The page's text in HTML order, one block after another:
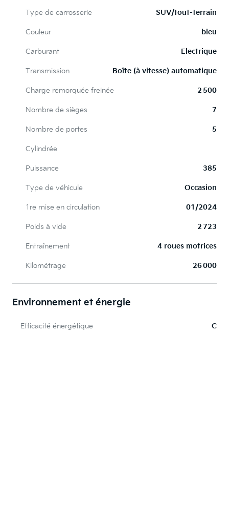
Type de carrosserie SUV/tout-terrain
Couleur bleu
Carburant Electrique
Transmission Boîte (à vitesse) automatique
Charge remorquée freinée 2 500
Nombre de sièges 7
Nombre de portes 5
Cylindrée
Puissance 385
Type de véhicule Occasion
1re mise en circulation 01/2024
Poids à vide 2 723
Entraînement 4 roues motrices
Kilométrage 26 000
Environnement et énergie
Efficacité énergétique C